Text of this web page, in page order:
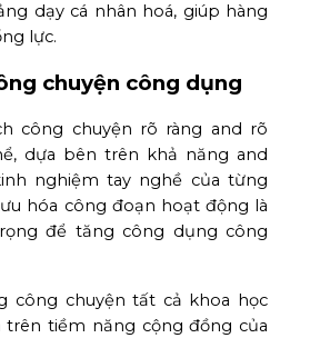
dạy cá nhân hoá, giúp hàng
lực.
chuyện công dụng
công chuyện rõ ràng and rõ
dựa bên trên khả năng and
nghiệm tay nghề của từng
hóa công đoạn hoạt động là
để tăng công dụng công
công chuyện tất cả khoa học
trên tiềm năng cộng đồng của